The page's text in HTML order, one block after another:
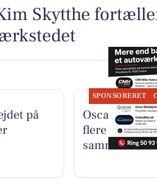
Skytthe
på
SPONSORERET
Oscar
flere
samme